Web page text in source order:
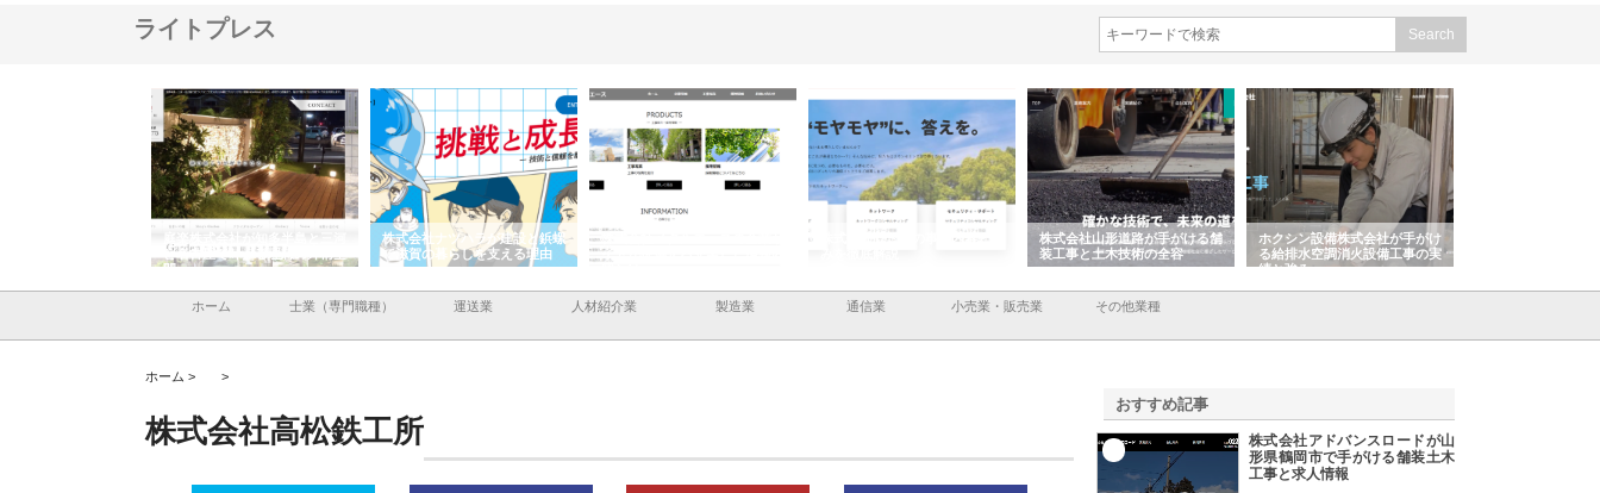
ライトプレス
と名古屋で叶える理想の外構空
間
株式会社ナツハラが建設と鋲螺
で滋賀の暮らしを支える理由
イトが提供する充実した情報内
株式会社ＣＳＡの事業内容と強
株式会社山形道路が手がける舗
装工事と土木技術の全容
ホクシン設備株式会社が手がけ
る給排水空調消火設備工事の実
績と強み
ホーム 士業（専門職種） 運送業 人材紹介業 製造業 通信業 小売業・販売業 その他業種
ホーム > >
株式会社高松鉄工所
おすすめ記事
株式会社アドバンスロードが山
形県鶴岡市で手がける舗装土木
工事と求人情報